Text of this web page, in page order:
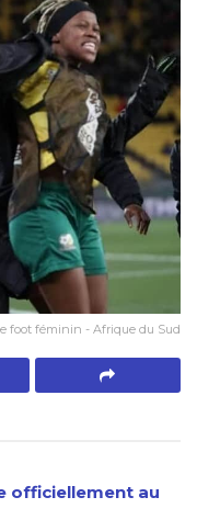
foot féminin - Afrique du Sud
officiellement au